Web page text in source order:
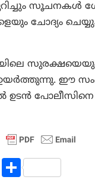
സൂചനകൾ
ചോദ്യം
ഈ
ഉടൻ
R S